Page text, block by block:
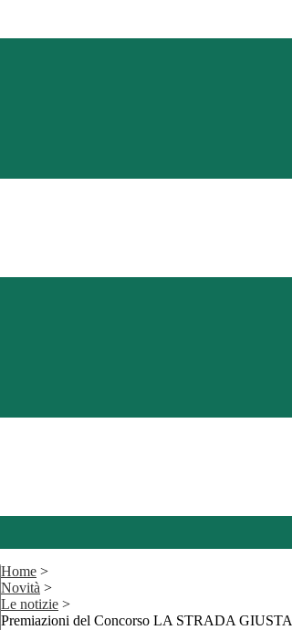
Home >
Novità >
Le notizie >
Premiazioni del Concorso LA STRADA GIUSTA